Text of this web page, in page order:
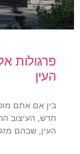
פרגולות
העין
בין אם אתם
חדש, העיצוב
העין, שבהם מזג